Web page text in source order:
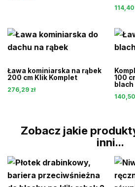
114,40
Ława kominiarska na rąbek
200 cm Klik Komplet
276,29 zł
100
140,50
Zobacz jakie
inni...